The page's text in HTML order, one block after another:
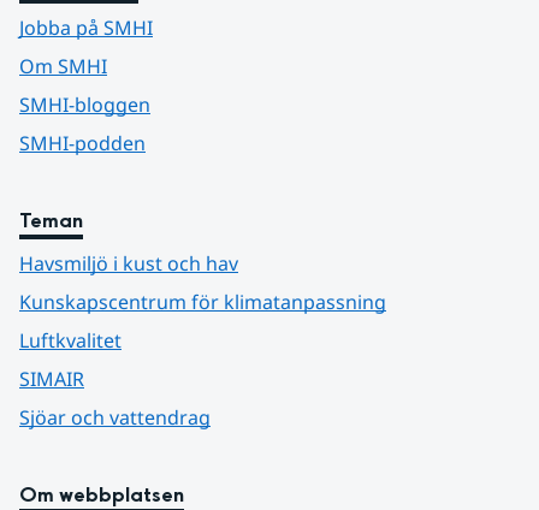
Jobba på SMHI
Om SMHI
SMHI-bloggen
SMHI-podden
Teman
Havsmiljö i kust och hav
Kunskapscentrum för klimatanpassning
Luftkvalitet
SIMAIR
Sjöar och vattendrag
Om webbplatsen